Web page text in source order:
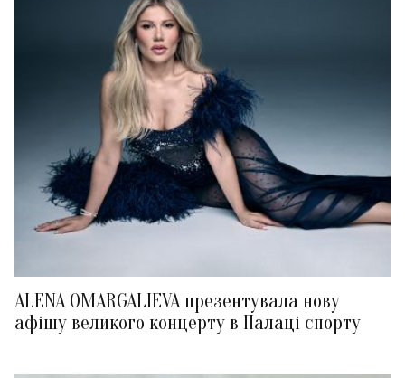
ALENA OMARGALIEVA презентувала нову
афішу великого концерту в Палаці спорту